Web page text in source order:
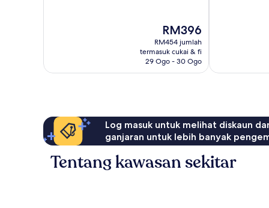
Harga
ialah
RM396
RM396
RM454 jumlah
termasuk cukai & fi
29 Ogo - 30 Ogo
Log masuk untuk melihat diskaun
ganjaran untuk lebih banyak
Tentang kawasan sekitar